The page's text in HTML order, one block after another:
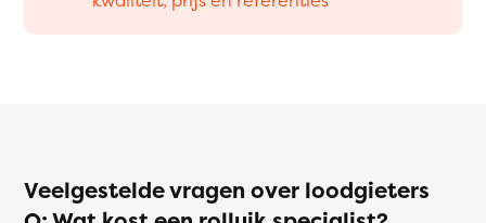
Veelgestelde vragen over loodgieters